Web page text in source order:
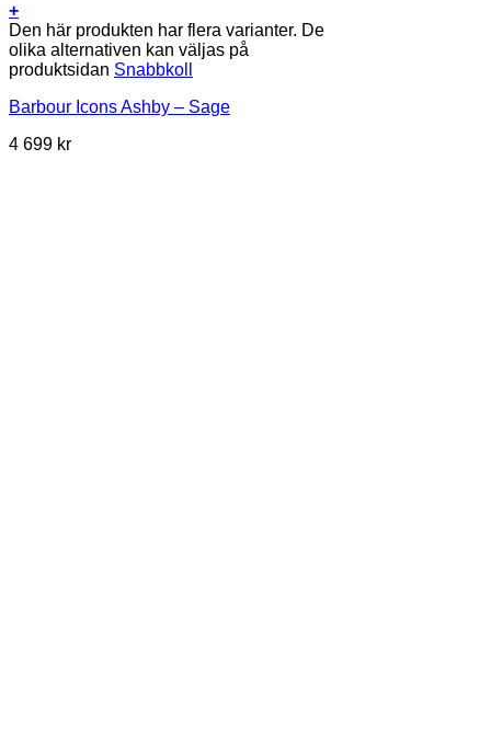
+
Den här produkten har flera varianter. De
olika alternativen kan väljas på
produktsidan Snabbkoll
Barbour Icons Ashby – Sage
4 699 kr